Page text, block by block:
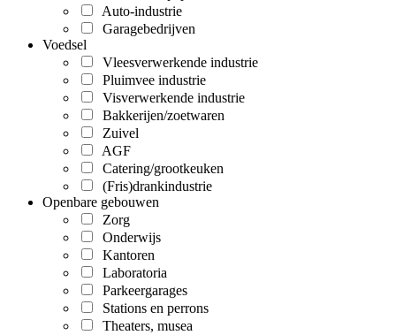
Auto-industrie
Garagebedrijven
Voedsel
Vleesverwerkende industrie
Pluimvee industrie
Visverwerkende industrie
Bakkerijen/zoetwaren
Zuivel
AGF
Catering/grootkeuken
(Fris)drankindustrie
Openbare gebouwen
Zorg
Onderwijs
Kantoren
Laboratoria
Parkeergarages
Stations en perrons
Theaters, musea